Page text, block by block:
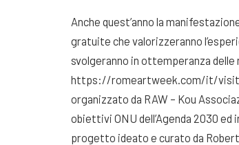
Anche quest’anno la
gratuite che valorizzeranno
svolgeranno in ottemperanza
https://romeartweek.com/it/
organizzato da RAW – Kou
obiettivi ONU dell’Agenda 2030 ed
progetto ideato e curato da